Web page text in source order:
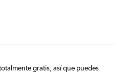
gratis, así que puedes